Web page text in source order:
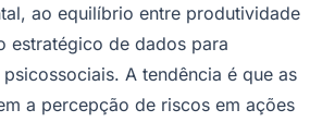
ao equilíbrio entre produtividade
estratégico de dados para
A tendência é que as
a percepção de riscos em ações